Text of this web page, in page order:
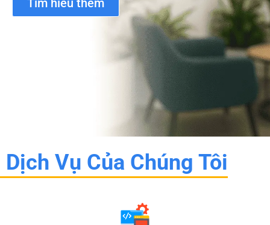
Tìm hiểu thêm
Dịch Vụ Của Chúng Tôi